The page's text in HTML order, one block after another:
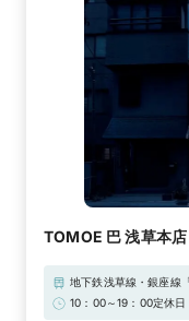
TOMOE 巴 浅草本店
地下鉄浅草線・銀座線
10：00～19：00定休